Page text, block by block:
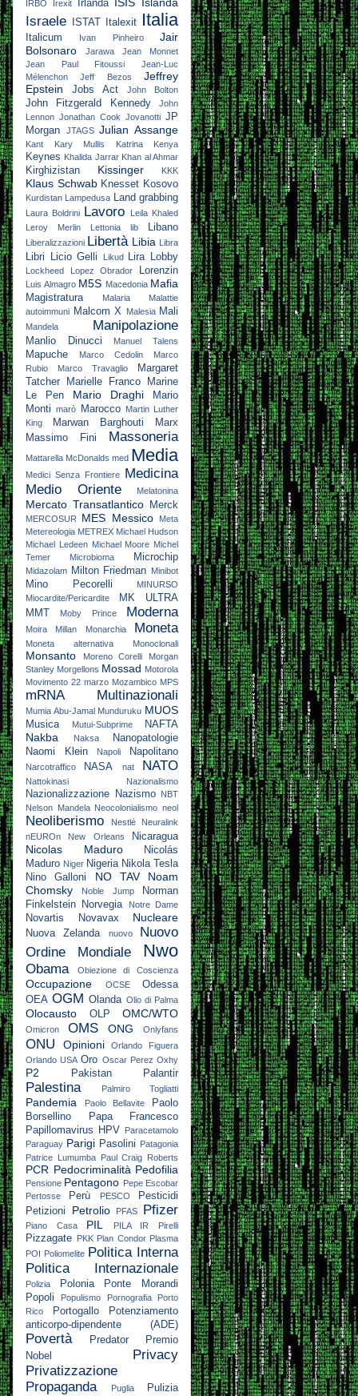
IRBO Irexit Irlanda
Israele ISTAT Italexit Italia
Italicum Ivan Pinheiro
Jair
Bolsonaro
Jarawa
Jean Monnet
Jean Paul Fitoussi
Jean-Luc
Mélenchon
Jeff Bezos
Jeffrey
Epstein
Jobs Act John Bolton
John Fitzgerald Kennedy
John
Lennon Jonathan Cook Jovanotti JP
Morgan
JTAGS Julian Assange
Kant Kary Mullis Katrina Kenya
Keynes Khalida Jarrar Khan al Ahmar
Kirghizistan Kissinger KKK
Klaus Schwab Knesset Kosovo
Kurdistan Lampedusa Land grabbing
Laura Boldrini Lavoro
Leila Khaled
Leroy Merlin
Lettonia lib Libano
Liberalizzazioni Libertà Libia Libra
Libri Licio Gelli Likud Lira Lobby
Lockheed Lopez Obrador Lorenzin
Luis Almagro M5S Macedonia Mafia
Magistratura Malaria
Malattie
autoimmuni Malcom X Malesia Mali
Mandela Manipolazione
Manlio Dinucci Manuel Talens
Mapuche Marco Cedolin
Marco
Rubio
Marco Travaglio
Margaret
Tatcher
Marielle Franco
Marine
Le Pen
Mario Draghi
Mario
Monti
marò Marocco
Martin Luther
King
Marwan Barghouti
Marx
Massimo Fini
Massoneria
Mattarella McDonalds med Media
Medici Senza Frontiere Medicina
Medio Oriente
Melatonina
Mercato Transatlantico Merck
MERCOSUR MES Messico
Meta
Metereologia METREX Michael Hudson
Michael Ledeen Michael Moore Michel
Temer
Microbioma Microchip
Midazolam Milton Friedman Minibot
Mino Pecorelli
MINURSO
Miocardite/Pericardite
MK ULTRA
MMT
Moby Prince Moderna
Moira Millan Monarchia Moneta
Moneta alternativa Monoclonali
Monsanto Moreno Corelli
Morgan
Stanley Morgellons Mossad Motorola
Movimento 22 marzo Mozambico MPS
mRNA Multinazionali
Mumia Abu-Jamal Munduruku MUOS
Musica Mutui-Subprime NAFTA
Nakba Naksa
Nanopatologie
Naomi Klein
Napoli Napolitano
Narcotraffico NASA nat NATO
Nattokinasi Nazionalismo
Nazionalizzazione Nazismo
NBT
Nelson Mandela Neocolonialismo neol
Neoliberismo Nestlé
Neuralink
nEUROn
New Orleans Nicaragua
Nicolas Maduro
Nicolás
Maduro Niger Nigeria Nikola Tesla
Nino Galloni
NO TAV
Noam
Chomsky
Noble Jump
Norman
Finkelstein
Norvegia Notre Dame
Novartis Novavax Nucleare
Nuova Zelanda nuovo
Nuovo
Ordine Mondiale
Nwo
Obama Obiezione di Coscienza
Occupazione OCSE
Odessa
OEA OGM Olanda Olio di Palma
Olocausto OLP OMC/WTO
Omicron OMS ONG Onlyfans
ONU Opinioni
Orlando Figuera
Orlando USA Oro Oscar Perez Oxhy
P2 Pakistan Palantir
Palestina Palmiro Togliatti
Pandemia Paolo Bellavite
Paolo
Borsellino
Papa Francesco
Papillomavirus HPV
Paracetamolo
Paraguay Parigi Pasolini Patagonia
Patrice Lumumba
Paul Craig Roberts
PCR Pedocriminalità Pedofilia
Pensione Pentagono Pepe Escobar
Pertosse
Perù PESCO
Pesticidi
Petizioni
Petrolio PFAS Pfizer
Piano Casa PIL PILA IR Pirelli
Pizzagate PKK Plan Condor Plasma
POI Poliomelite Politica Interna
Politica Internazionale
Polizia Polonia
Ponte Morandi
Popoli
Populismo Pornografia
Porto
Rico
Portogallo
Potenziamento
anticorpo-dipendente (ADE)
Povertà Predator
Premio
Nobel
Privacy
Privatizzazione
Propaganda
Puglia
Pulizia